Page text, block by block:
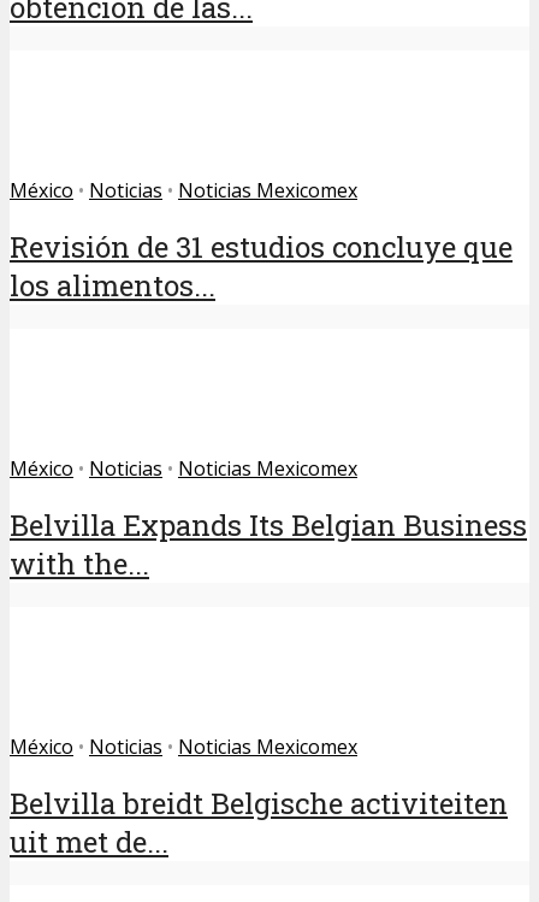
México • Noticias • Noticias Mexicomex
Revisión de 31 estudios concluye que
los alimentos...
México • Noticias • Noticias Mexicomex
Belvilla Expands Its Belgian Business
with the...
México • Noticias • Noticias Mexicomex
Belvilla breidt Belgische activiteiten
uit met de...